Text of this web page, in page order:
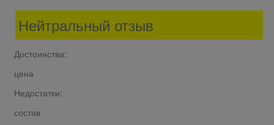
Нейтральный отзыв
Достоинства:
цена
Недостатки:
состав